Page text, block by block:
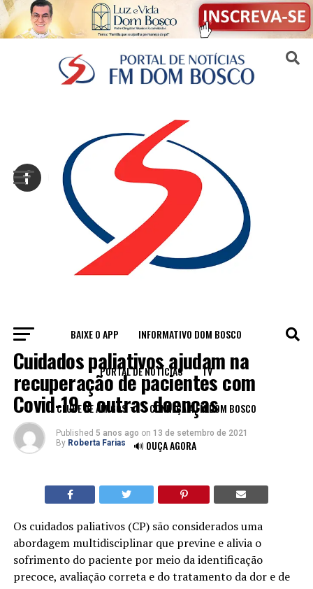
BAIXE O APP INFORMATIVO DOM BOSCO
PORTAL DE NOTÍCIAS TV
CLUBE DE AMIGOS CONHEÇA A FM DOM BOSCO
🔊 OUÇA AGORA
BLOG
Cuidados paliativos ajudam na
recuperação de pacientes com
Covid-19 e outras doenças
Published 5 anos ago on 13 de setembro de 2021
By Roberta Farias
Os cuidados paliativos (CP) são considerados uma
abordagem multidisciplinar que previne e alivia o
sofrimento do paciente por meio da identificação
precoce, avaliação correta e do tratamento da dor e de
Sair da versão mobile